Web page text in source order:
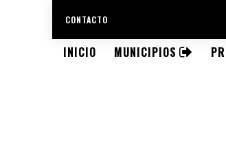
CONTACTO
INICIO MUNICIPIOS